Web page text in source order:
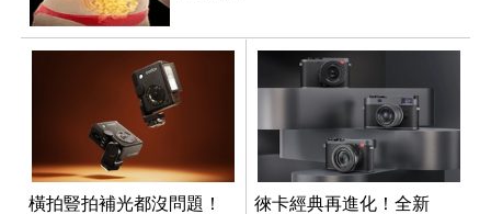
橫拍豎拍補光都沒問題！
徠卡經典再進化！全新